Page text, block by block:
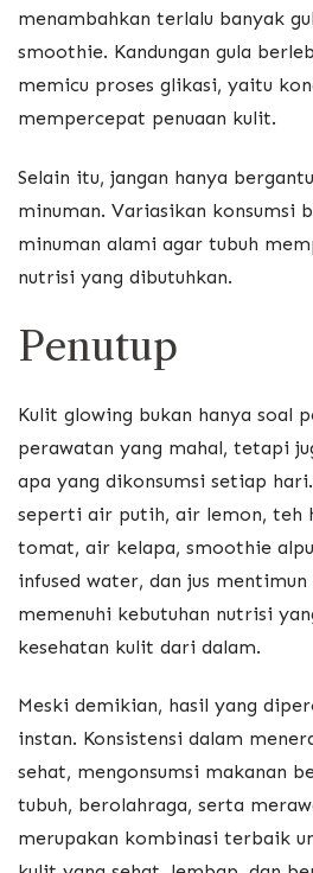
menambahkan terlalu banyak
smoothie. Kandungan gula
memicu proses glikasi, yaitu
mempercepat penuaan kulit.
Selain itu, jangan hanya
minuman. Variasikan konsumsi
minuman alami agar tubuh
nutrisi yang dibutuhkan.
Penutup
Kulit glowing bukan hanya soal
perawatan yang mahal, tetapi
apa yang dikonsumsi setiap
seperti air putih, air lemon, teh
tomat, air kelapa, smoothie
infused water, dan jus
memenuhi kebutuhan nutrisi
kesehatan kulit dari dalam.
Meski demikian, hasil yang
instan. Konsistensi dalam
sehat, mengonsumsi makanan
tubuh, berolahraga, serta
merupakan kombinasi terbaik